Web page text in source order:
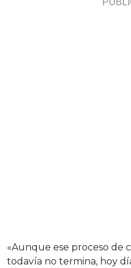
«Aunque ese proceso de
todavía no termina, hoy